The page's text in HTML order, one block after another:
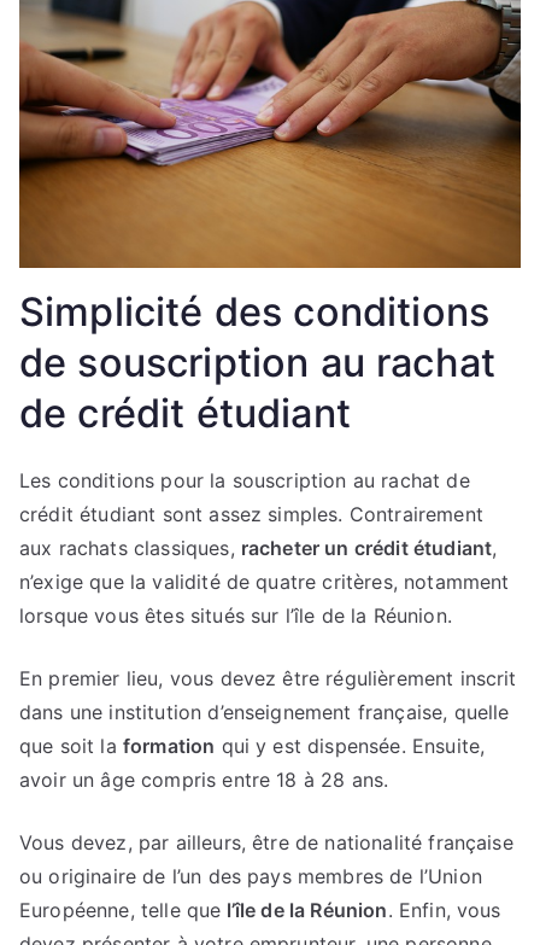
Simplicité des conditions
de souscription au rachat
de crédit étudiant
Les conditions pour la souscription au rachat de
crédit étudiant sont assez simples. Contrairement
aux rachats classiques, racheter un crédit étudiant,
n’exige que la validité de quatre critères, notamment
lorsque vous êtes situés sur l’île de la Réunion.
En premier lieu, vous devez être régulièrement inscrit
dans une institution d’enseignement française, quelle
que soit la formation qui y est dispensée. Ensuite,
avoir un âge compris entre 18 à 28 ans.
Vous devez, par ailleurs, être de nationalité française
ou originaire de l’un des pays membres de l’Union
Européenne, telle que l’île de la Réunion. Enfin, vous